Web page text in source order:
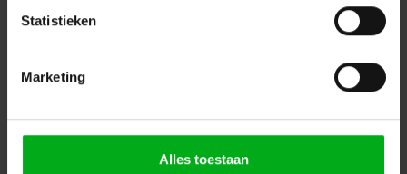
Statistieken
Marketing
Alles toestaan
Over Podiumtechniek
Veilig winkelen